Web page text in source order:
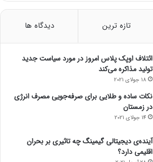
تازه ترین دیدگاه ها
ائتلاف اوپک پلاس امروز در مورد سیاست جدید
تولید مذاکره می‌کند
18 جولای 2021
نکات ساده و طلایی برای صرفه‌جویی مصرف انرژی
در زمستان
14 جولای 2021
آینده‌ی دیجیتالی گیمینگ چه تاثیری بر بحران
اقلیمی دارد؟